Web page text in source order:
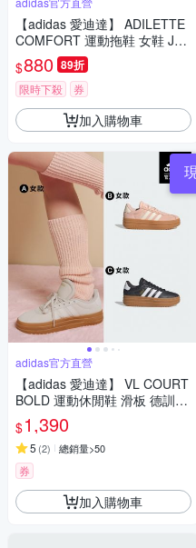
【adidas 愛迪達】 ADILETTE
COMFORT 運動拖鞋 女鞋 JS3
620
$880 89折
限時下殺 券
加入購物車
adidas官方直營
【adidas 愛迪達】 VL COURT
BOLD 運動休閒鞋 滑板 德訓鞋
厚底鞋 復古 女鞋 (多款任選)
$1,390
5 (2) 總銷量>50
券
加入購物車